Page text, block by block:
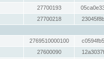
27700193
27700218
2769510000100
27600090